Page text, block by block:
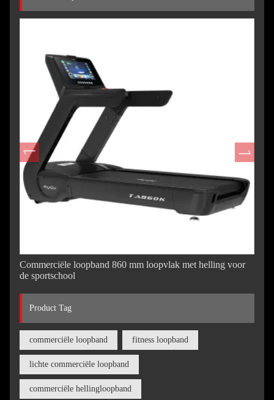
Commerciële loopband 860 mm loopvlak met helling voor
de sportschool
Product Tag
commerciële loopband fitness loopband
lichte commerciële loopband
commerciële hellingloopband